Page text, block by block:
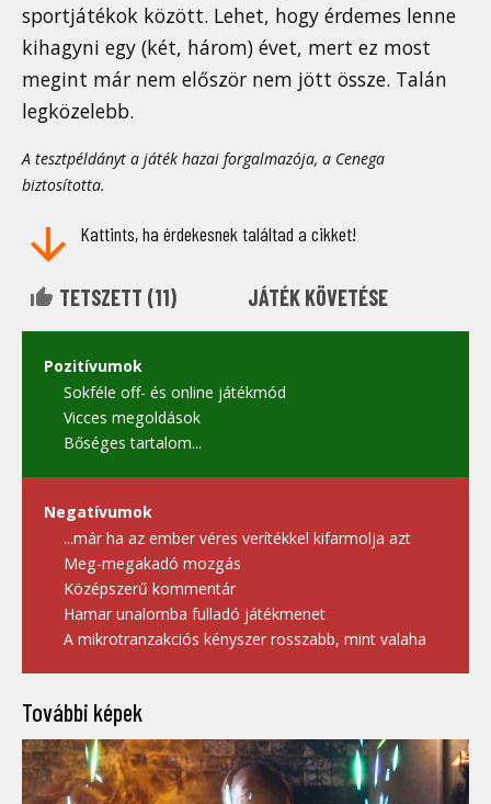
sportjátékok között. Lehet, hogy érdemes lenne
kihagyni egy (két, három) évet, mert ez most
megint már nem először nem jött össze. Talán
legközelebb.
A tesztpéldányt a játék hazai forgalmazója, a Cenega
biztosította.
Kattints, ha érdekesnek találtad a cikket!
TETSZETT (11) JÁTÉK KÖVETÉSE
Pozitívumok
Sokféle off- és online játékmód
Vicces megoldások
Bőséges tartalom...
Negatívumok
...már ha az ember véres verítékkel kifarmolja azt
Meg-megakadó mozgás
Középszerű kommentár
Hamar unalomba fulladó játékmenet
A mikrotranzakciós kényszer rosszabb, mint valaha
További képek